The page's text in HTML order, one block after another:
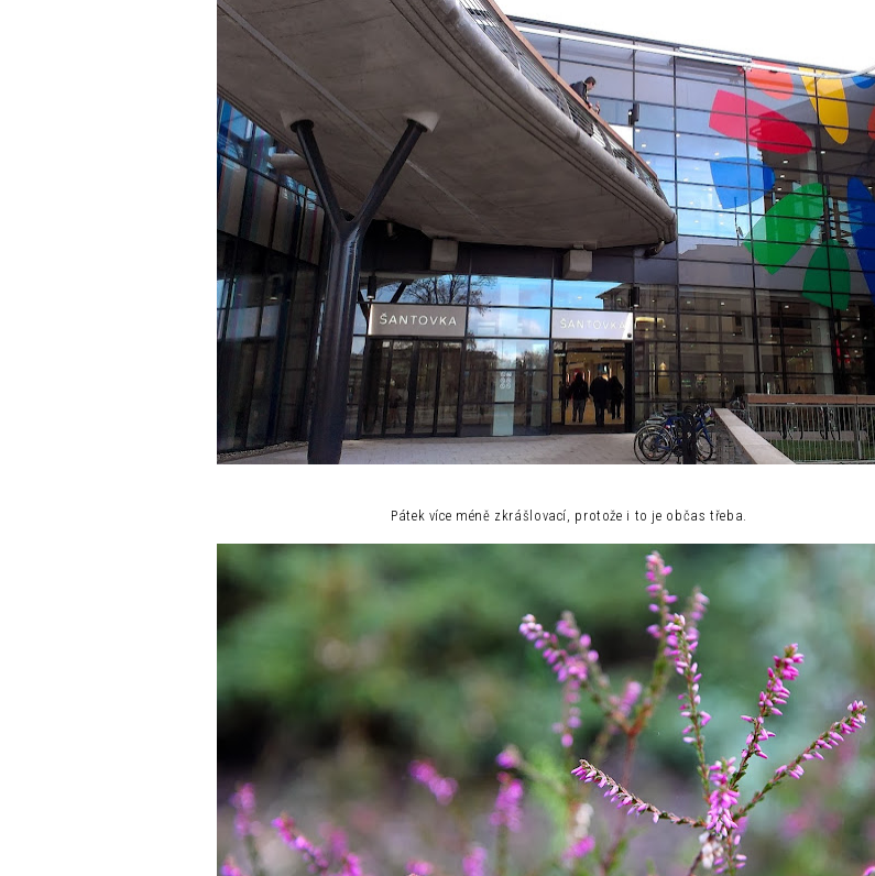
Pátek více méně zkrášlovací, protože i to je občas třeba.